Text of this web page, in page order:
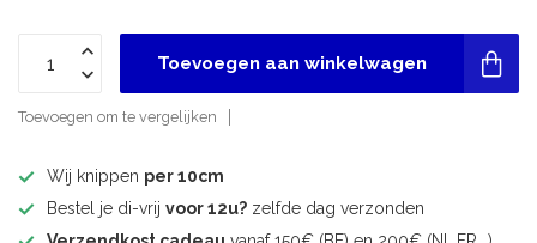
Toevoegen aan winkelwagen
Toevoegen om te vergelijken
Wij knippen per 10cm
Bestel je di-vrij voor 12u? zelfde dag verzonden